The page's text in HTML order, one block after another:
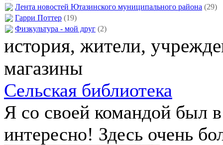
Лента новостей Ютазинского муниципального района (29)
Гарри Поттер (19)
Физкультура - мой друг (2)
история, жители,
магазины
Сельская библиотека
Я со своей командой был
интересно! Здесь очень